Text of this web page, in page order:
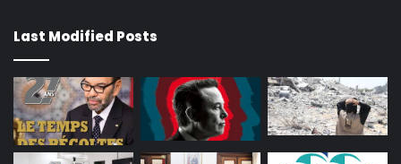
Last Modified Posts